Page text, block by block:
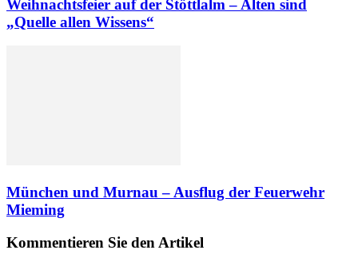
Weihnachtsfeier auf der Stöttlalm – Alten sind
„Quelle allen Wissens“
München und Murnau – Ausflug der Feuerwehr
Mieming
Kommentieren Sie den Artikel